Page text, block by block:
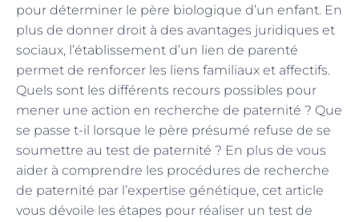
pour déterminer le père biologique d’un enfant. En
plus de donner droit à des avantages juridiques et
sociaux, l’établissement d’un lien de parenté
permet de renforcer les liens familiaux et affectifs.
Quels sont les différents recours possibles pour
mener une action en recherche de paternité ? Que
se passe t-il lorsque le père présumé refuse de se
soumettre au test de paternité ? En plus de vous
aider à comprendre les procédures de recherche
de paternité par l’expertise génétique, cet article
vous dévoile les étapes pour réaliser un test de